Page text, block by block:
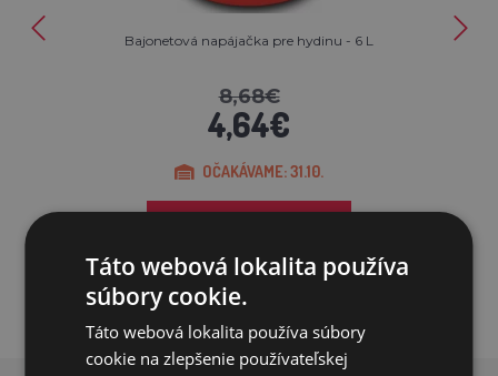
Bajonetová napájačka pre hydinu - 6 L
8,68€
4,64€
OČAKÁVAME: 31.10.
Táto webová lokalita používa
súbory cookie.
Táto webová lokalita používa súbory
cookie na zlepšenie používateľskej